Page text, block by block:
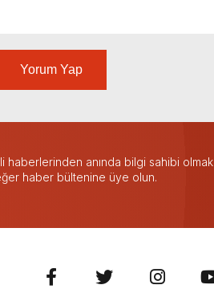
Yorum Yap
haberlerinden anında bilgi sahibi olmak
haber bültenine üye olun.